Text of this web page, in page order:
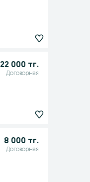
22 000 тг.
Договорная
8 000 тг.
Договорная